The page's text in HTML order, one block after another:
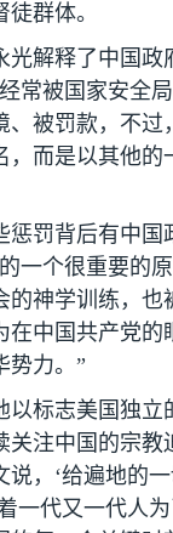
群体。
光解释了中国政
常被国家安全
、被罚款，不过
，而是以其他的
惩罚背后有中国
一个很重要的
的神学训练，也
在中国共产党的
势力。”
标志美国独立
关注中国的宗教
，‘给遍地的
一代又一代人